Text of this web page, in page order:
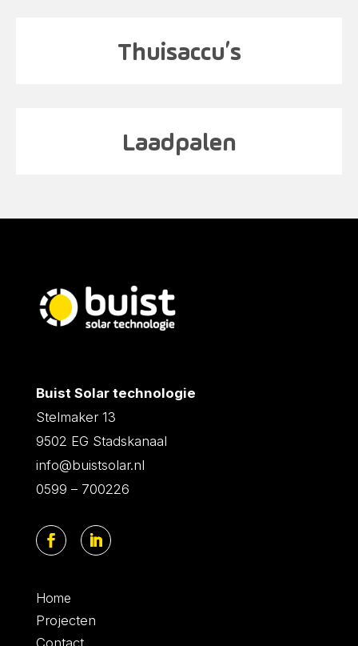
Thuisaccu’s
Laadpalen
Buist Solar technologie
Stelmaker 13
9502 EG Stadskanaal
info@buistsolar.nl
0599 – 700226
Home
Projecten